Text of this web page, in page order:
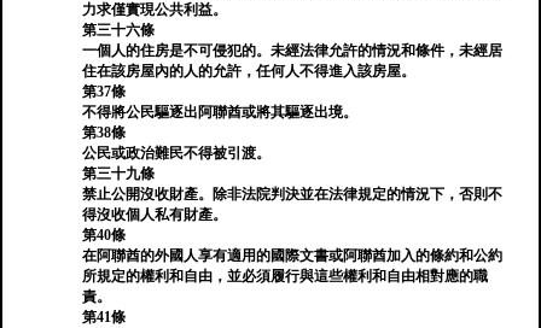
力求僅實現公共利益。
第三十六條
一個人的住房是不可侵犯的。未經法律允許的情況和條件，未經居
住在該房屋內的人的允許，任何人不得進入該房屋。
第37條
不得將公民驅逐出阿聯酋或將其驅逐出境。
第38條
公民或政治難民不得被引渡。
第三十九條
禁止公開沒收財產。除非法院判決並在法律規定的情況下，否則不
得沒收個人私有財產。
第40條
在阿聯酋的外國人享有適用的國際文書或阿聯酋加入的條約和公約
所規定的權利和自由，並必須履行與這些權利和自由相對應的職
責。
第41條